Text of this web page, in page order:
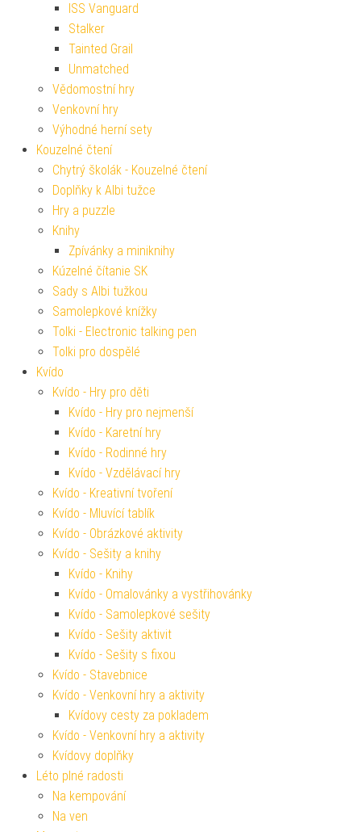
ISS Vanguard
Stalker
Tainted Grail
Unmatched
Vědomostní hry
Venkovní hry
Výhodné herní sety
Kouzelné čtení
Chytrý školák - Kouzelné čtení
Doplňky k Albi tužce
Hry a puzzle
Knihy
Zpívánky a miniknihy
Kúzelné čítanie SK
Sady s Albi tužkou
Samolepkové knížky
Tolki - Electronic talking pen
Tolki pro dospělé
Kvído
Kvído - Hry pro děti
Kvído - Hry pro nejmenší
Kvído - Karetní hry
Kvído - Rodinné hry
Kvído - Vzdělávací hry
Kvído - Kreativní tvoření
Kvído - Mluvící tablík
Kvído - Obrázkové aktivity
Kvído - Sešity a knihy
Kvído - Knihy
Kvído - Omalovánky a vystřihovánky
Kvído - Samolepkové sešity
Kvído - Sešity aktivit
Kvído - Sešity s fixou
Kvído - Stavebnice
Kvído - Venkovní hry a aktivity
Kvídovy cesty za pokladem
Kvído - Venkovní hry a aktivity
Kvídovy doplňky
Léto plné radosti
Na kempování
Na ven